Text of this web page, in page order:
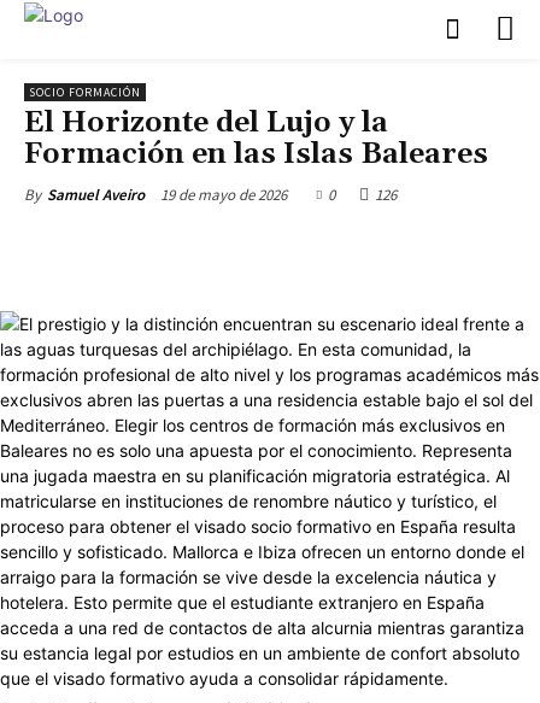
SOCIO FORMACIÓN
El Horizonte del Lujo y la
Formación en las Islas Baleares
By Samuel Aveiro 19 de mayo de 2026 0 126